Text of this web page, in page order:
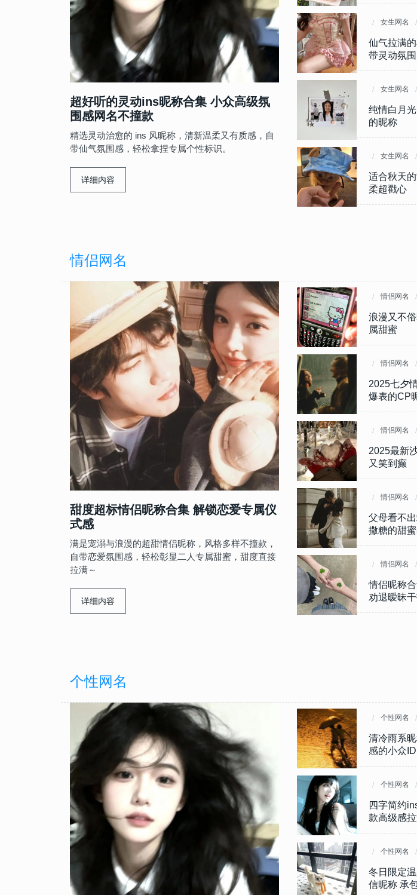
超好听的灵动ins昵称合集 小众高级氛
围感网名不撞款
精选灵动治愈的 ins 风昵称，清新温柔又有质感，自
带仙气氛围感，轻松拿捏专属个性标识。
详细内容
女生网名
有趣又有料 2025超有深度的女
生微信网名大赏
2025最新花系ID浪漫集 把花期
藏进名字里
女生网名
女生网名
仙气拉满
带灵动氛
女生网名
纯情白月
的昵称
女生网名
适合秋天
柔超戳心
女生网名
女生专属网名来啦 温柔酷飒灵动
款总有你的菜
又皮又甜的女生网名集锦 藏着古
灵精怪的少女心
女生网名
女生网名
女生网名
撞的耐听女
女生网名
2024又怂
孩子超萌的
女生网名
女人抖音
又内涵的沉
情侣网名
甜度超标情侣昵称合集 解锁恋爱专属仪
式感
满是宠溺与浪漫的超甜情侣昵称，风格多样不撞款，
自带恋爱氛围感，轻松彰显二人专属甜蜜，甜度直接
拉满～
详细内容
情侣网名 2025-07-16
私藏稀有情侣名大公开 甜而不腻
撞名算我输
情侣网名 2025-07-14
这些昵称赌你没见过 独特到让人
过目难忘
2025-07-04
七字昵称控必收 2025小众又高
级的ID灵感库
2025疯批情侣网名大合集 癫公
情侣网名
情侣网名
浪漫又不
属甜蜜
情侣网名
2025七夕
爆表的CP
情侣网名
2025最新
又笑到癫
情侣网名
父母看不
撒糖的甜
情侣网名
情侣昵称
劝退暧昧
情侣网名 2024-06-02
温柔到极致的王者情侣网名 温柔
至极的高端局情侣ID
情侣网名 2024-04-25
古风三字情侣网名有韵味 古诗cp
名字一对合集
2024-04-08
二人情侣专属昵称配对 罕见浪漫
网名情侣
情侣网名浪漫恩爱好听 浪漫有爱
情侣网名
情侣网名
温柔到爆
2024高甜
情侣网名
好听干净
好听难忘唯
情侣网名
2024情侣
互动俏皮
情侣网名
超甜超明
情侣id合集
情侣网名
2024有趣
的情侣昵称
个性网名
2025-11-20
让人心动的网名昵称 自带氛围感
的个性标识
个性网名 2025-11-17
有新意的小众网名合集 解锁专属
个性标识
个性网名
累到无力微信昵称合集 精准戳中
当代人疲惫状态
个性网名
清冷雨系
感的小众ID
个性网名
四字简约
款高级感
个性网名
冬日限定
信昵称 承
2025-09-26
带菠萝元素微信ID合集 元气又独
特换名超有新意
个性网名 2025-09-24
2025国庆节适配网名id合集 喜庆
又有新意
个性网名
2025小众哥特美学网名 拿捏独
特暗黑格调
个性网名
2025自然
清新烟火气
个性网名
梦幻类ins
浪漫感表达
个性网名
男生二字
气质